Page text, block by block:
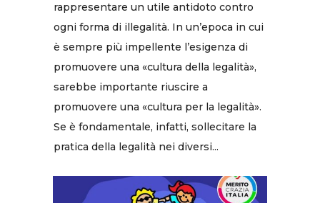
rappresentare un utile antidoto contro
ogni forma di illegalità. In un’epoca in cui
è sempre più impellente l’esigenza di
promuovere una «cultura della legalità»,
sarebbe importante riuscire a
promuovere una «cultura per la legalità».
Se è fondamentale, infatti, sollecitare la
pratica della legalità nei diversi...